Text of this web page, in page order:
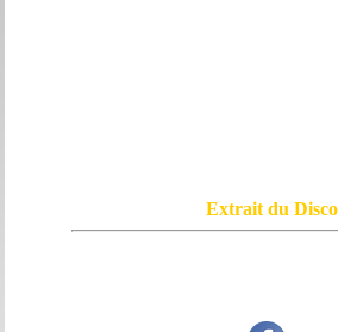
Extrait du
mensonge triomphant qui passe, et
bouche et de nos mains aux